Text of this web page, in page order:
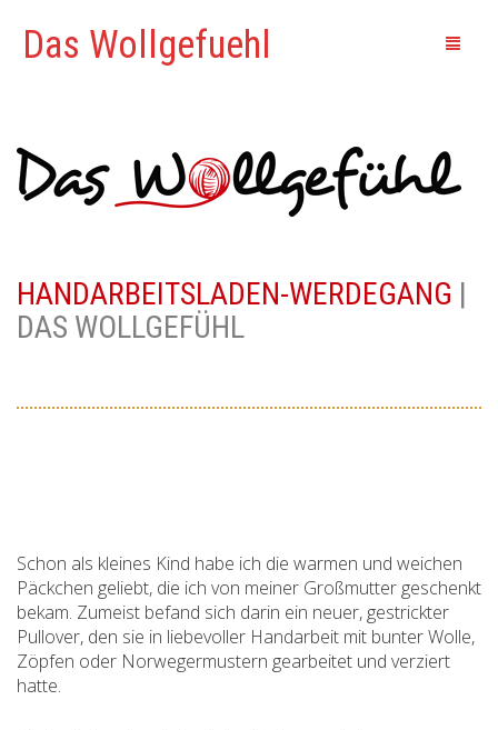
Das Wollgefuehl
WERDEGANG
SEMINARE
HANDARBEITSLADEN-WERDEGANG |
DAS WOLLGEFÜHL
Schon als kleines Kind habe ich die warmen und weichen
Päckchen geliebt, die ich von meiner Großmutter geschenkt
bekam. Zumeist befand sich darin ein neuer, gestrickter
Pullover, den sie in liebevoller Handarbeit mit bunter Wolle,
Zöpfen oder Norwegermustern gearbeitet und verziert
hatte.